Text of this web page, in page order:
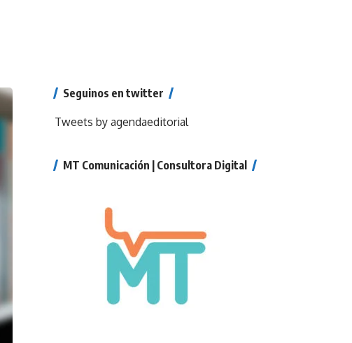
Seguinos en twitter
Tweets by agendaeditorial
MT Comunicación | Consultora Digital